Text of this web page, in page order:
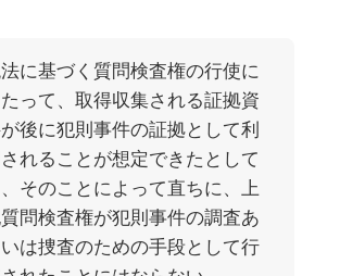
に基づく質問検査権の行使に
って、取得収集される証拠資
後に犯則事件の証拠として利
れることが想定できたとして
、そのことによって直ちに、上
問検査権が犯則事件の調査あ
は捜査のための手段として行